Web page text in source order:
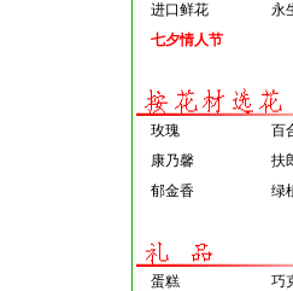
进口鲜花
永
七夕情人节
玫瑰
百
康乃馨
扶
郁金香
绿
蛋糕
巧